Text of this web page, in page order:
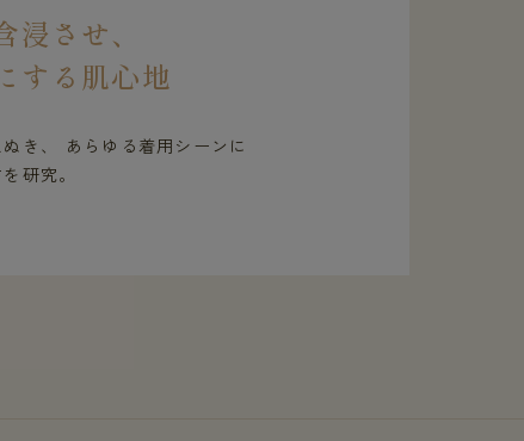
浸させ、
する肌心地
ぬき、 あらゆる着用シーンに
研究。